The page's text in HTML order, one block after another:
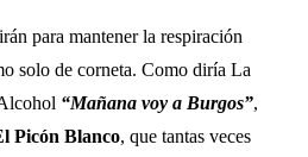
para mantener la respiración
solo de corneta. Como diría La
“Mañana voy a Burgos”,
Picón Blanco, que tantas veces